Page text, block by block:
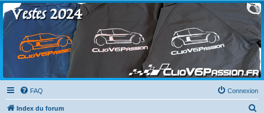
Clio V6 Passion
Le site français des passionnés de Clio V6
FAQ Connexion
Index du forum